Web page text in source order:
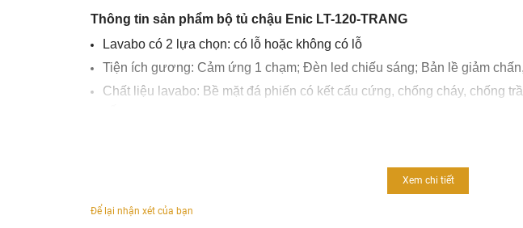
Thông tin sản phẩm bộ tủ chậu Enic LT-120-TRANG
Lavabo có 2 lựa chọn: có lỗ hoặc không có lỗ
Tiện ích gương: Cảm ứng 1 chạm; Đèn led chiếu sáng; Bản lề giảm
Chất liệu lavabo: Bề mặt đá phiến có kết cấu cứng, chống cháy, chống
Xem chi tiết
Để lại nhận xét của bạn